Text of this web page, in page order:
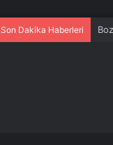
Son Dakika Haberleri